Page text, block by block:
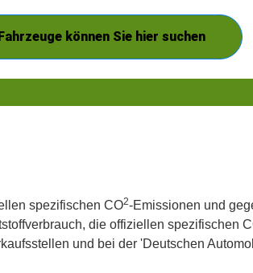
können Sie hier suchen
spezifischen CO2-Emissionen und
die offiziellen spezifischen
und bei der 'Deutschen